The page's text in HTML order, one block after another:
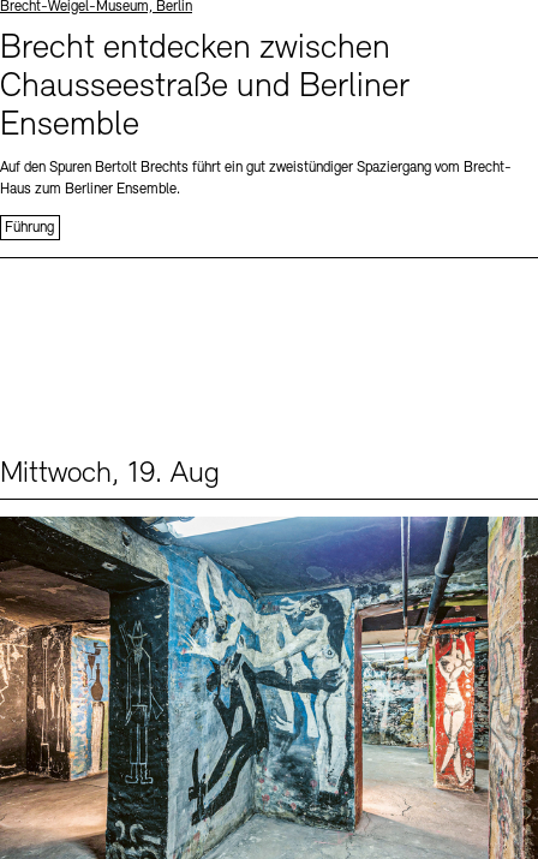
Standort
Brecht-Weigel-Museum, Berlin
Brecht entdecken zwischen
Chausseestraße und Berliner
Ensemble
Auf den Spuren Bertolt Brechts führt ein gut zweistündiger Spaziergang vom Brecht-
Haus zum Berliner Ensemble.
Führung
Mittwoch, 19. Aug